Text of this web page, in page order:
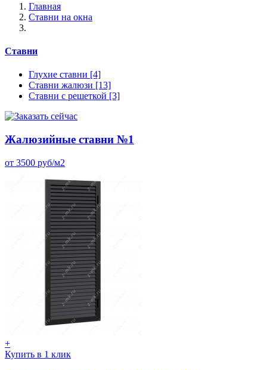
Главная
Ставни на окна
Ставни
Глухие ставни [4]
Ставни жалюзи [13]
Ставни с решеткой [3]
Жалюзийные ставни №1
от 3500 руб/м2
+
Купить в 1 клик